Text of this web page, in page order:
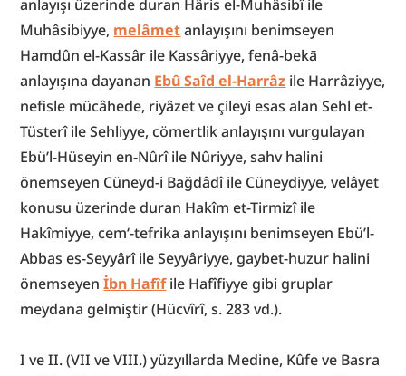
anlayışı üzerinde duran Hâris el-Muhâsibî ile
Muhâsibiyye, melâmet anlayışını benimseyen
Hamdûn el-Kassâr ile Kassâriyye, fenâ-bekā
anlayışına dayanan Ebû Saîd el-Harrâz ile Harrâziyye,
nefisle mücâhede, riyâzet ve çileyi esas alan Sehl et-
Tüsterî ile Sehliyye, cömertlik anlayışını vurgulayan
Ebü’l-Hüseyin en-Nûrî ile Nûriyye, sahv halini
önemseyen Cüneyd-i Bağdâdî ile Cüneydiyye, velâyet
konusu üzerinde duran Hakîm et-Tirmizî ile
Hakîmiyye, cem‘-tefrika anlayışını benimseyen Ebü’l-
Abbas es-Seyyârî ile Seyyâriyye, gaybet-huzur halini
önemseyen İbn Hafîf ile Hafîfiyye gibi gruplar
meydana gelmiştir (Hücvîrî, s. 283 vd.).
I ve II. (VII ve VIII.) yüzyıllarda Medine, Kûfe ve Basra